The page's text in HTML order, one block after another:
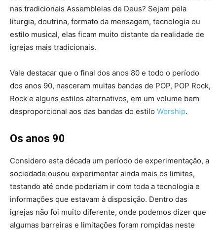
nas tradicionais Assembleias de Deus? Sejam pela
liturgia, doutrina, formato da mensagem, tecnologia ou
estilo musical, elas ficam muito distante da realidade de
igrejas mais tradicionais.
Vale destacar que o final dos anos 80 e todo o período
dos anos 90, nasceram muitas bandas de POP, POP Rock,
Rock e alguns estilos alternativos, em um volume bem
desproporcional aos das bandas do estilo Worship.
Os anos 90
Considero esta década um período de experimentação, a
sociedade ousou experimentar ainda mais os limites,
testando até onde poderiam ir com toda a tecnologia e
informações que estavam à disposição. Dentro das
igrejas não foi muito diferente, onde podemos dizer que
algumas barreiras e limitações foram rompidas neste